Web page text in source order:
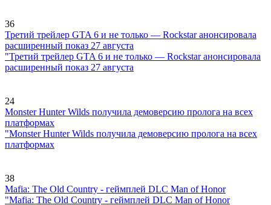
36
Третий трейлер GTA 6 и не только — Rockstar анонсировала
расширенный показ 27 августа
"Третий трейлер GTA 6 и не только — Rockstar анонсировала
расширенный показ 27 августа
24
Monster Hunter Wilds получила демоверсию пролога на всех
платформах
"Monster Hunter Wilds получила демоверсию пролога на всех
платформах
38
Mafia: The Old Country - геймплей DLC Man of Honor
"Mafia: The Old Country - геймплей DLC Man of Honor